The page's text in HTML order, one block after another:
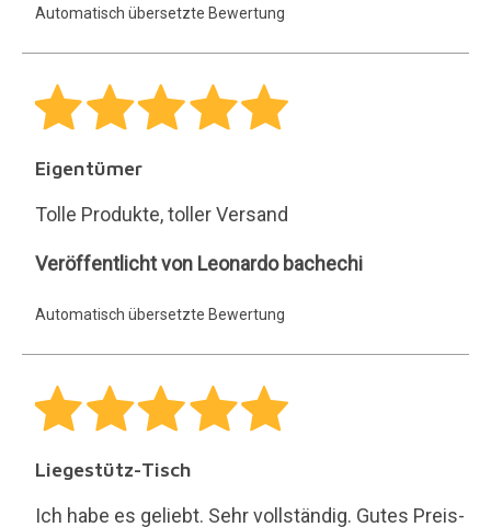
Automatisch übersetzte Bewertung
Eigentümer
Tolle Produkte, toller Versand
Leonardo
Veröffentlicht von Leonardo bachechi
Automatisch übersetzte Bewertung
Liegestütz-Tisch
Ich habe es geliebt. Sehr vollständig. Gutes Preis-